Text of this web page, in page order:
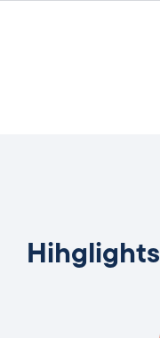
Hihglights